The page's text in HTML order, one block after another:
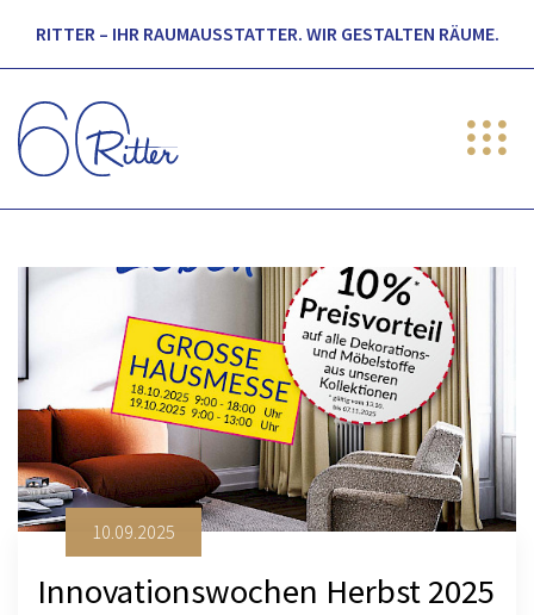
RITTER – IHR RAUMAUSSTATTER. WIR GESTALTEN RÄUME.
10.09.2025
Innovationswochen Herbst 2025